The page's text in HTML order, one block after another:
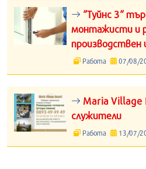
“Туйнс 3“
монтажисти и
производствен
Работа 07/08/
Maria Village
служители
Работа 13/07/